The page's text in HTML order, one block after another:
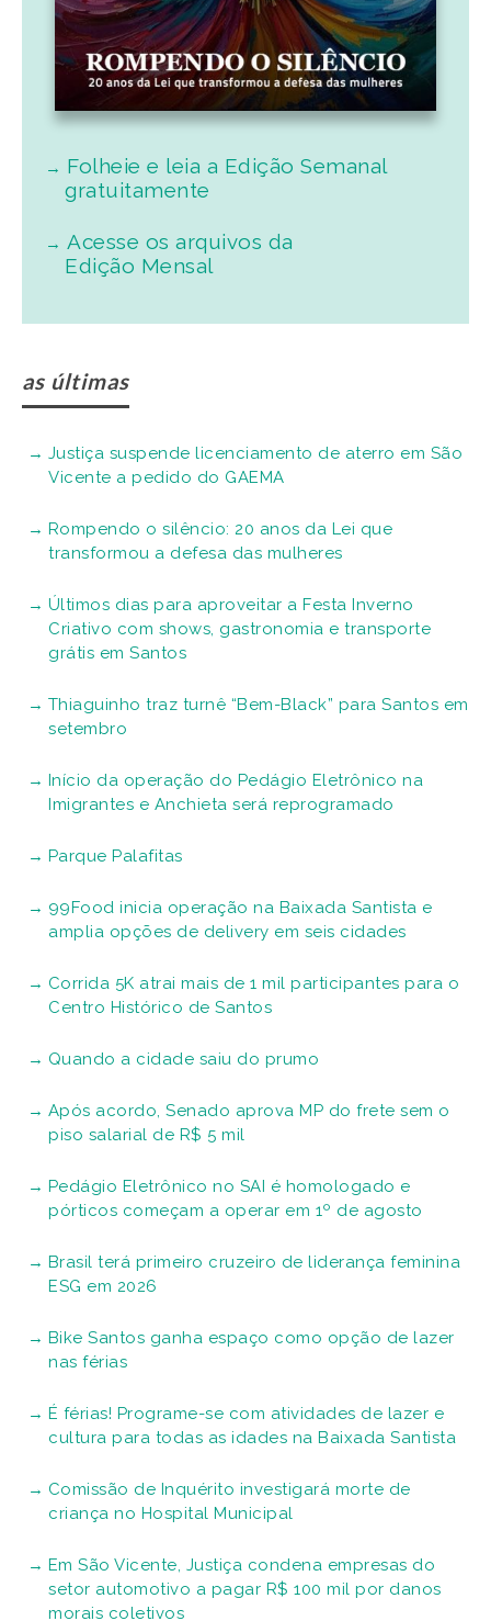
Folheie e leia a Edição Semanal
gratuitamente
Acesse os arquivos da
Edição Mensal
as últimas
Justiça suspende licenciamento de aterro em São
Vicente a pedido do GAEMA
Rompendo o silêncio: 20 anos da Lei que
transformou a defesa das mulheres
Últimos dias para aproveitar a Festa Inverno
Criativo com shows, gastronomia e transporte
grátis em Santos
Thiaguinho traz turnê “Bem-Black” para Santos em
setembro
Início da operação do Pedágio Eletrônico na
Imigrantes e Anchieta será reprogramado
Parque Palafitas
99Food inicia operação na Baixada Santista e
amplia opções de delivery em seis cidades
Corrida 5K atrai mais de 1 mil participantes para o
Centro Histórico de Santos
Quando a cidade saiu do prumo
Após acordo, Senado aprova MP do frete sem o
piso salarial de R$ 5 mil
Pedágio Eletrônico no SAI é homologado e
pórticos começam a operar em 1º de agosto
Brasil terá primeiro cruzeiro de liderança feminina
ESG em 2026
Bike Santos ganha espaço como opção de lazer
nas férias
É férias! Programe-se com atividades de lazer e
cultura para todas as idades na Baixada Santista
Comissão de Inquérito investigará morte de
criança no Hospital Municipal
Em São Vicente, Justiça condena empresas do
setor automotivo a pagar R$ 100 mil por danos
morais coletivos